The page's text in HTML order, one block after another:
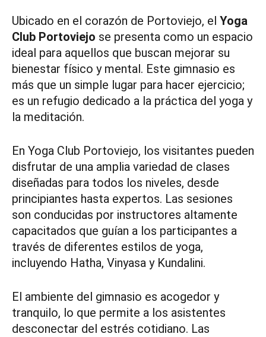
Ubicado en el corazón de Portoviejo, el Yoga
Club Portoviejo se presenta como un espacio
ideal para aquellos que buscan mejorar su
bienestar físico y mental. Este gimnasio es
más que un simple lugar para hacer ejercicio;
es un refugio dedicado a la práctica del yoga y
la meditación.
En Yoga Club Portoviejo, los visitantes pueden
disfrutar de una amplia variedad de clases
diseñadas para todos los niveles, desde
principiantes hasta expertos. Las sesiones
son conducidas por instructores altamente
capacitados que guían a los participantes a
través de diferentes estilos de yoga,
incluyendo Hatha, Vinyasa y Kundalini.
El ambiente del gimnasio es acogedor y
tranquilo, lo que permite a los asistentes
desconectar del estrés cotidiano. Las